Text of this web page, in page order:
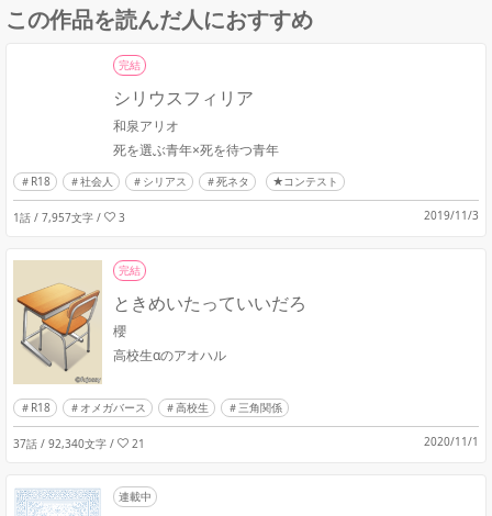
この作品を読んだ人におすすめ
完結
シリウスフィリア
和泉アリオ
死を選ぶ青年×死を待つ青年
R18 社会人 シリアス 死ネタ ★コンテスト
1話 / 7,957文字 / 3 2019/11/3
完結
ときめいたっていいだろ
櫻
高校生αのアオハル
R18 オメガバース 高校生 三角関係
37話 / 92,340文字 / 21 2020/11/1
連載中